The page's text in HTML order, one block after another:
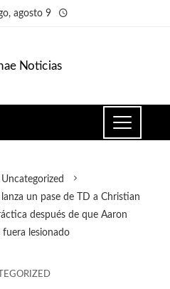
agosto 9
Uncategorized
un pase de TD a Christian
después de que Aaron
fuera lesionado